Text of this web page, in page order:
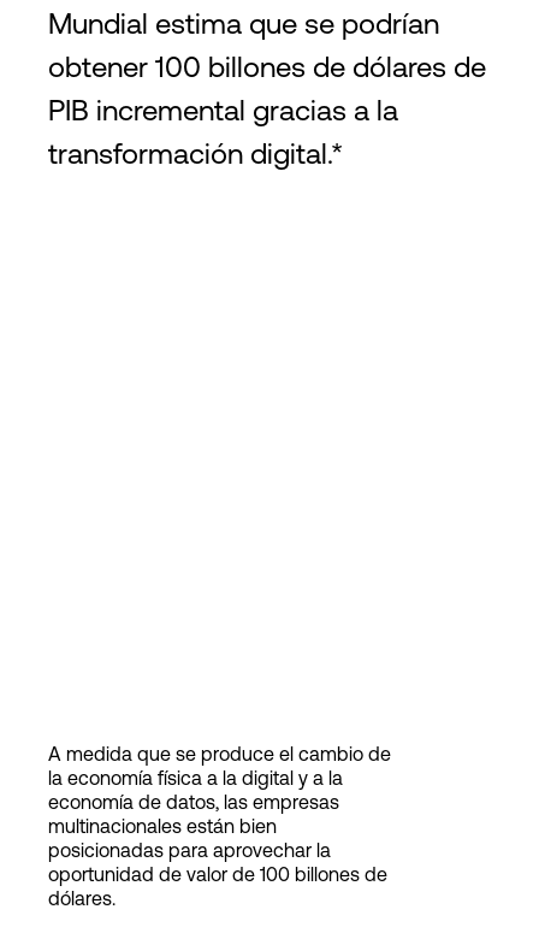
Mundial estima que se podrían
obtener 100 billones de dólares de
PIB incremental gracias a la
transformación digital.*
A medida que se produce el cambio de
la economía física a la digital y a la
economía de datos, las empresas
multinacionales están bien
posicionadas para aprovechar la
oportunidad de valor de 100 billones de
dólares.